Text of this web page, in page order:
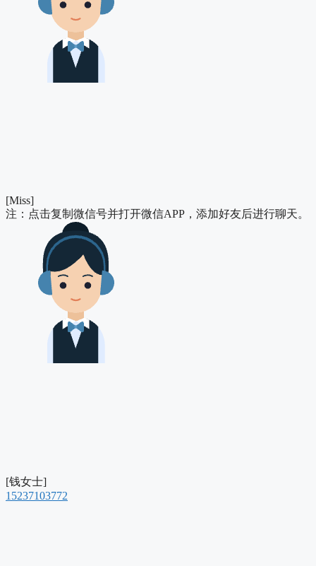
[Miss]
注：点击复制微信号并打开微信APP，添加好友后进行聊天。
[钱女士]
15237103772